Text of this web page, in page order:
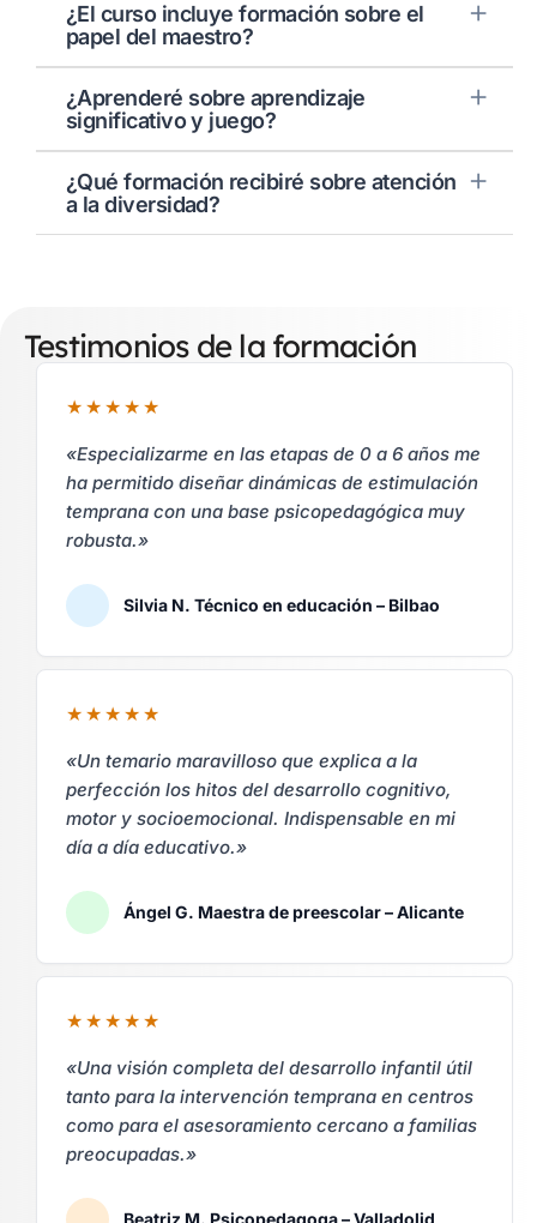
¿El curso incluye formación sobre el
papel del maestro?
¿Aprenderé sobre aprendizaje
significativo y juego?
¿Qué formación recibiré sobre atención
a la diversidad?
Testimonios de la formación
Silvia N. Técnico en educación – Bilbao
«Especializarme en las etapas de 0 a 6 años me
ha permitido diseñar dinámicas de estimulación
temprana con una base psicopedagógica muy
robusta.»
Ángel G. Maestra de preescolar – Alicante
«Un temario maravilloso que explica a la
perfección los hitos del desarrollo cognitivo,
motor y socioemocional. Indispensable en mi
día a día educativo.»
Beatriz M. Psicopedagoga – Valladolid
«Una visión completa del desarrollo infantil útil
tanto para la intervención temprana en centros
como para el asesoramiento cercano a familias
preocupadas.»